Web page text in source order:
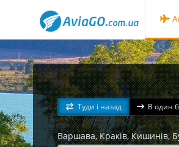
Туди і назад В один
Варшава,Краків,Кишинів,